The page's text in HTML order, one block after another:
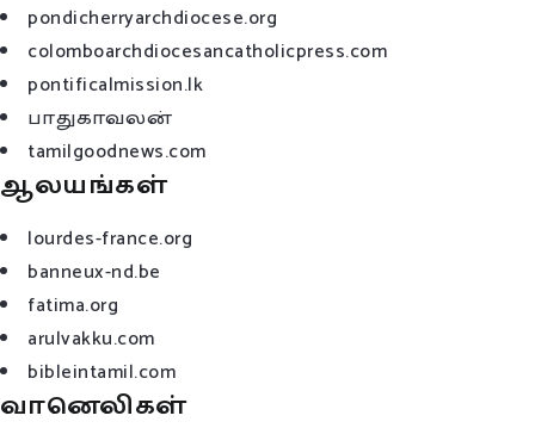
pondicherryarchdiocese.org
colomboarchdiocesancatholicpress.com
pontificalmission.lk
பாதுகாவலன்
tamilgoodnews.com
ஆலயங்கள்
lourdes-france.org
banneux-nd.be
fatima.org
arulvakku.com
bibleintamil.com
வானெலிகள்